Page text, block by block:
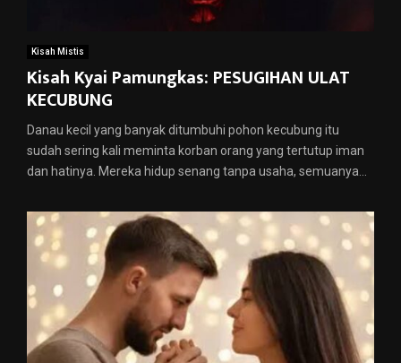
Kisah Mistis
Kisah Kyai Pamungkas: PESUGIHAN ULAT
KECUBUNG
Danau kecil yang banyak ditumbuhi pohon kecubung itu
sudah sering kali meminta korban orang yang tertutup iman
dan hatinya. Mereka hidup senang tanpa usaha, semuanya...